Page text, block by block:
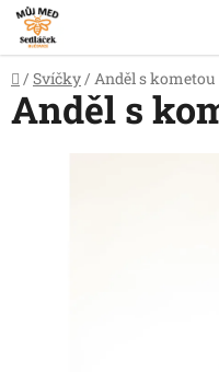
Přejít
na
obsah
Domů
/ Svíčky / Anděl s kometou
Anděl s